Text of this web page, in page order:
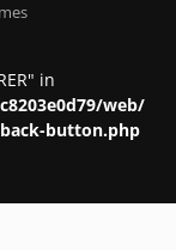
in
web/
button.php